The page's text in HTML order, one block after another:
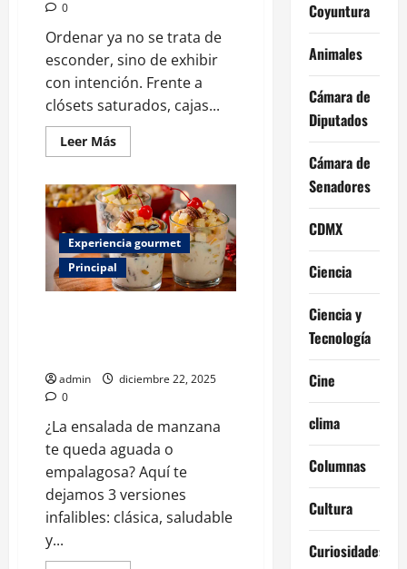
0
Ordenar ya no se trata de
esconder, sino de exhibir
con intención. Frente a
clósets saturados, cajas...
Leer MásLeer
más
Almacenamiento
hidden
in
plain
sight:
soluciones
de
organización
que
Experiencia gourmet
Principal
admin
diciembre 22, 2025
0
¿La ensalada de manzana
te queda aguada o
empalagosa? Aquí te
dejamos 3 versiones
infalibles: clásica, saludable
y...
Coyuntura
Animales
Cámara de
Diputados
Cámara de
Senadores
CDMX
Ciencia
Ciencia y
Tecnología
Cine
clima
Columnas
Cultura
Curiosidades